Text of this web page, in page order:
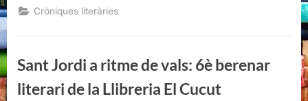
ritme
de
6è
de
la
Llibreria
El
Cròniques literàries
Sant Jordi a ritme de vals: 6è berenar
literari de la Llibreria El Cucut